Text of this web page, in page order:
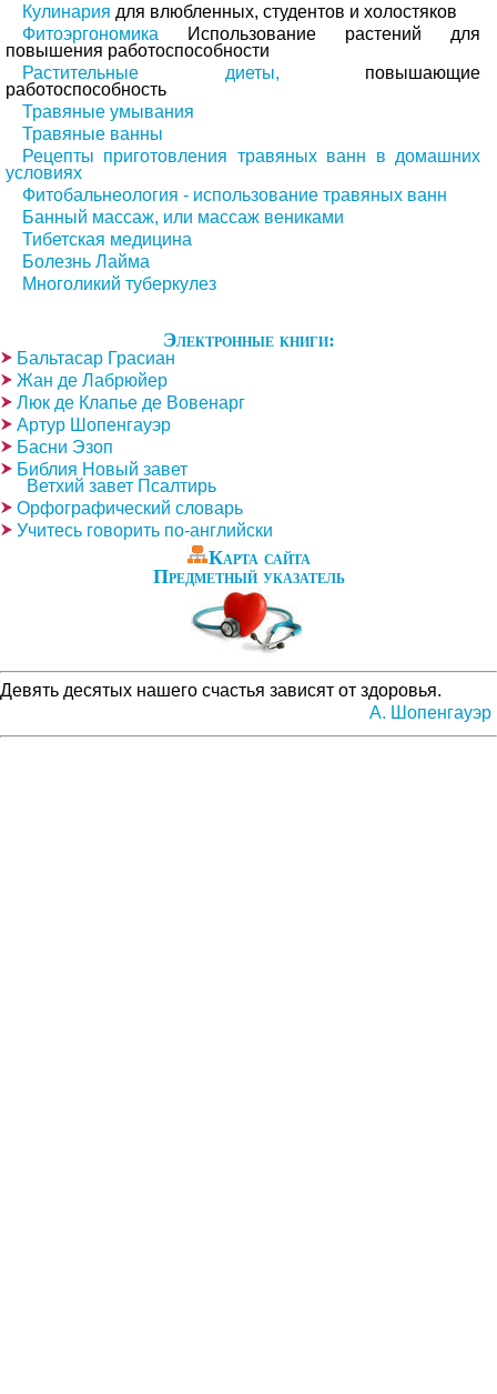
Кулинария для влюбленных, студентов и холостяков
Фитоэргономика Использование растений для
повышения работоспособности
Растительные диеты, повышающие
работоспособность
Травяные умывания
Травяные ванны
Рецепты приготовления травяных ванн в домашних
условиях
Фитобальнеология - использование травяных ванн
Банный массаж, или массаж вениками
Тибетская медицина
Болезнь Лайма
Многоликий туберкулез
Электронные книги:
Бальтасар Грасиан
Жан де Лабрюйер
Люк де Клапье де Вовенарг
Артур Шопенгауэр
Басни Эзоп
Библия Новый завет
Ветхий завет Псалтирь
Орфографический словарь
Учитесь говорить по-английски
Карта сайта
Предметный указатель
Девять десятых нашего счастья зависят от здоровья.
А. Шопенгауэр